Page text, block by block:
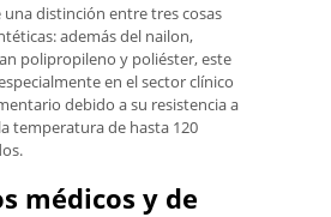
una distinción entre tres cosas
además del nailon,
polipropileno y poliéster, este
en el sector clínico
debido a su resistencia a
temperatura de hasta 120
médicos y de